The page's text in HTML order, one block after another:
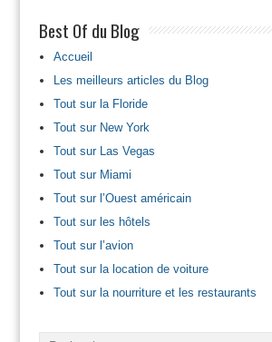
Best Of du Blog
Accueil
Les meilleurs articles du Blog
Tout sur la Floride
Tout sur New York
Tout sur Las Vegas
Tout sur Miami
Tout sur l’Ouest américain
Tout sur les hôtels
Tout sur l’avion
Tout sur la location de voiture
Tout sur la nourriture et les restaurants